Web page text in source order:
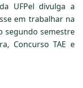
UFPel divulga a
em trabalhar na
segundo semestre
Concurso TAE e